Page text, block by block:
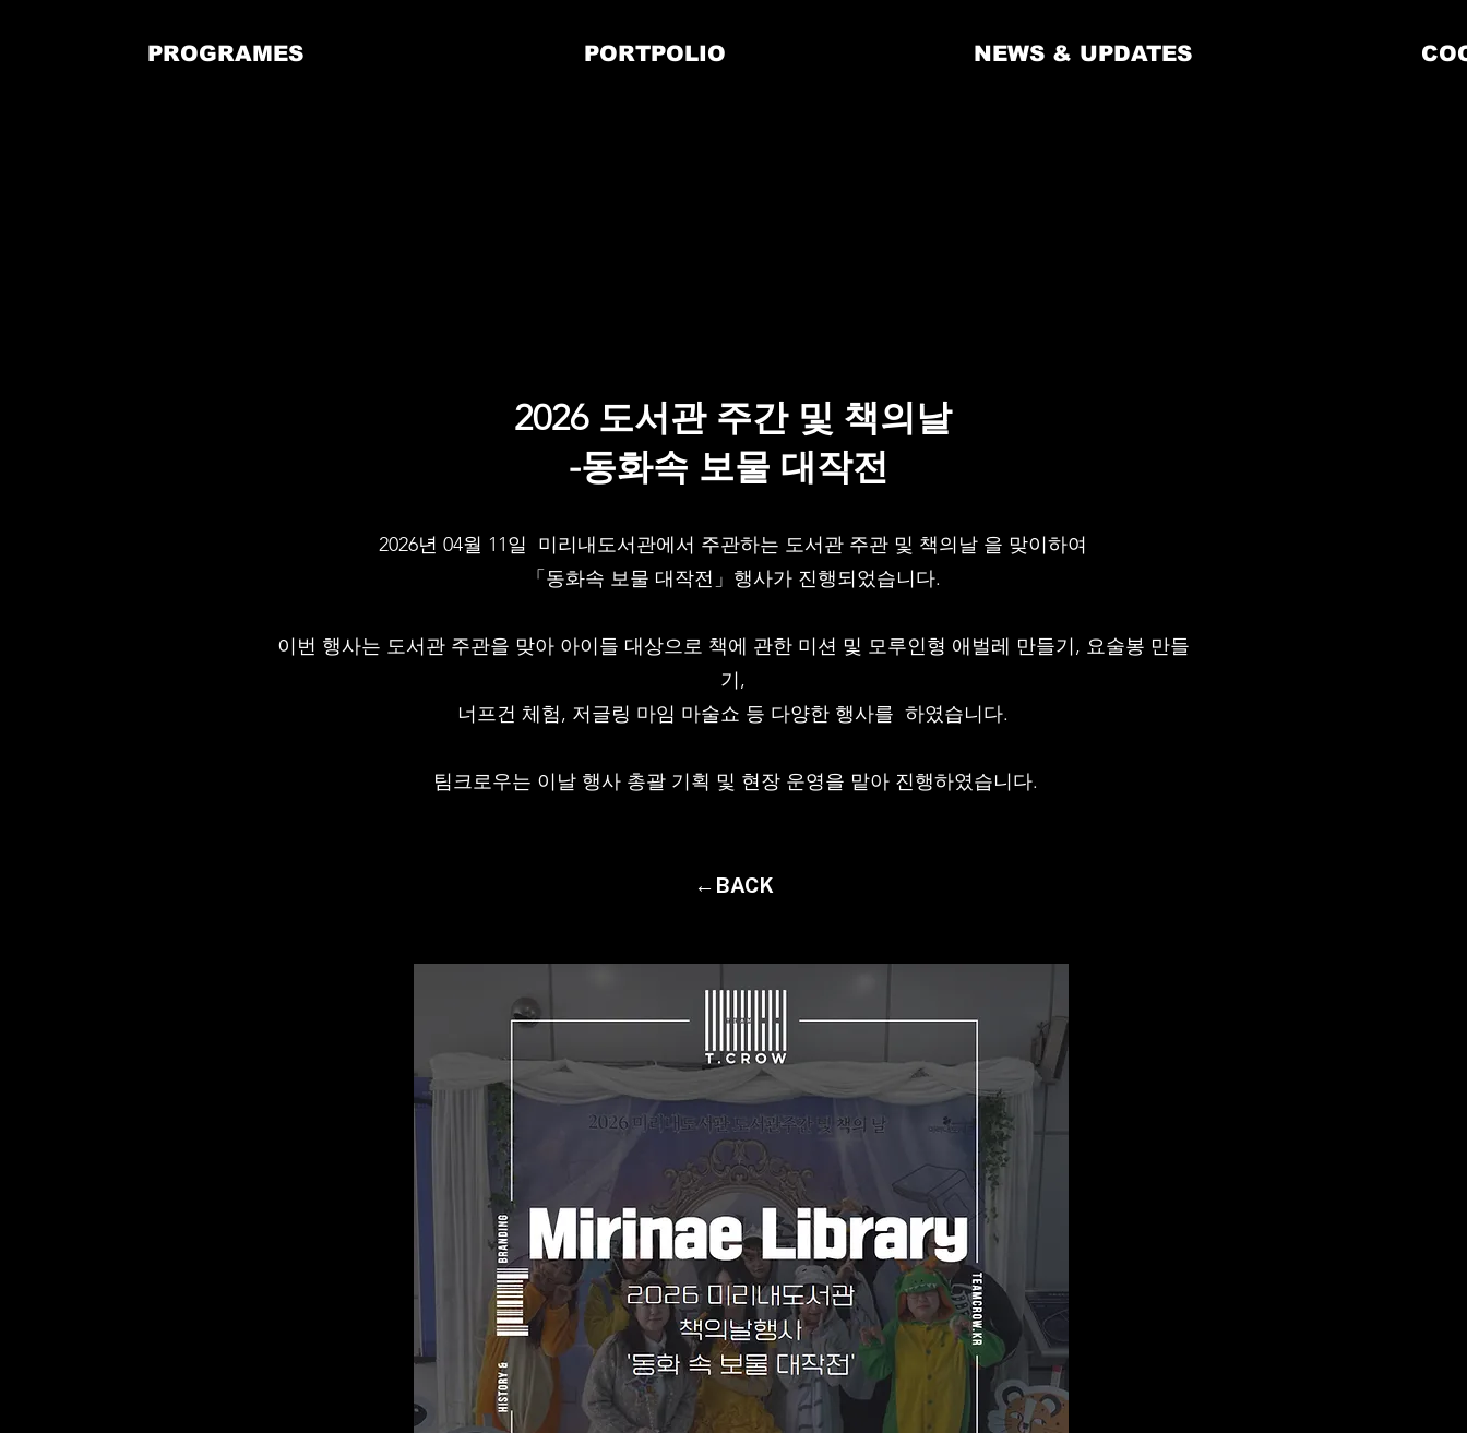
PROGRAMES PORTPOLIO NEWS & UPDATES
2026 도서관 주간 및 책의날
​-동화속 보물 대작전
2026년 04월 11일 미리내도서관에서 주관하는 도서관 주관 및 책의날 을 맞이하여
「동화속 보물 대작전」행사가 진행되었습니다.
이번 행사는 도서관 주관을 맞아 아이들 대상으로 책에 관한 미션 및 모루인형 애벌레 만들기, 요술봉 만들
기,
너프건 체험, 저글링 마임 마술쇼 등 다양한 행사를 하였습니다.
팀크로우는 이날 행사 총괄 기획 및 현장 운영을 맡아 진행하였습니다.
←BACK